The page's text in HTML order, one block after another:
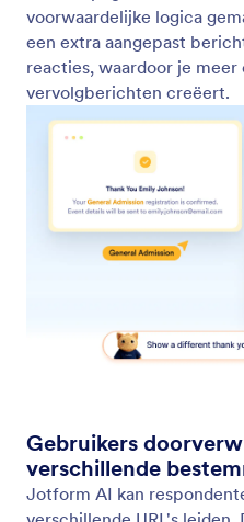
Maak voorwaarden voor
berekeningen met
kan automatisch
of berekeningen uitvoeren
gebruikersinvoer.
Configureer regels voor
en verplichte velden met
Jotform AI past direct